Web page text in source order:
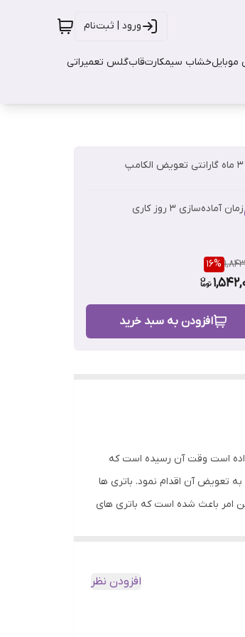
ورود | ثبت‌نام
خشاب سیمکارتقابگلس تعمیراتی
3 ماه گارانتی تعویض الکامپ
زمان آماده‌سازی 3 روز کاری
16%
افزودن به سبد خرید
داده است وقت آن رسیده است که
به تعویض آن اقدام نمود. باتری ها
امر باعث شده است که باتری های
افزودن نظر